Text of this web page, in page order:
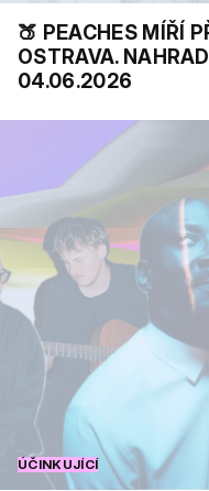
🍑 PEACHES MÍŘÍ
OSTRAVA.
04.06.2026
ÚČINKUJÍCÍ